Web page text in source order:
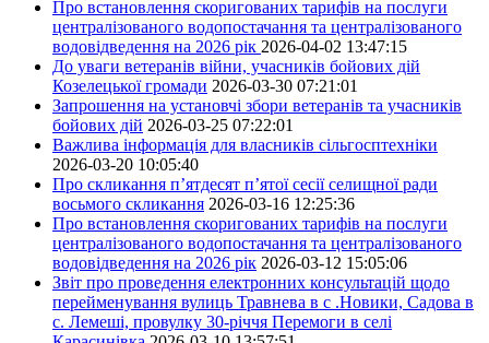
Про встановлення скоригованих тарифів на послуги
централізованого водопостачання та централізованого
водовідведення на 2026 рік 2026-04-02 13:47:15
До уваги ветеранів війни, учасників бойових дій
Козелецької громади 2026-03-30 07:21:01
Запрошення на установчі збори ветеранів та учасників
бойових дій 2026-03-25 07:22:01
Важлива інформація для власників сільгосптехніки
2026-03-20 10:05:40
Про скликання п’ятдесят п’ятої сесії селищної ради
восьмого скликання 2026-03-16 12:25:36
Про встановлення скоригованих тарифів на послуги
централізованого водопостачання та централізованого
водовідведення на 2026 рік 2026-03-12 15:05:06
Звіт про проведення електронних консультацій щодо
перейменування вулиць Травнева в с .Новики, Садова в
с. Лемеші, провулку 30-річчя Перемоги в селі